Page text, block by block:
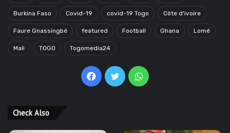
Burkina Faso Covid-19 covid-19 Togo Côte d'ivoire
Faure Gnassingbé featured Football Ghana Lomé
Mali TOGO Togomedia24
Facebook
TwitterWhatsApp
Check Also